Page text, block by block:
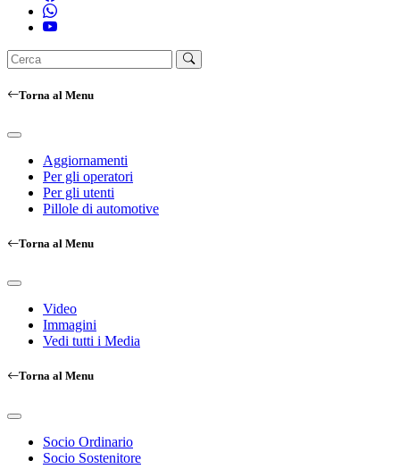
Torna al Menu
Aggiornamenti
Per gli operatori
Per gli utenti
Pillole di automotive
Torna al Menu
Video
Immagini
Vedi tutti i Media
Torna al Menu
Socio Ordinario
Socio Sostenitore